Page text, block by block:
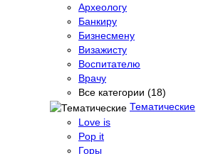
Археологу
Банкиру
Бизнесмену
Визажисту
Воспитателю
Врачу
Все категории (18)
Тематические
Love is
Pop it
Горы